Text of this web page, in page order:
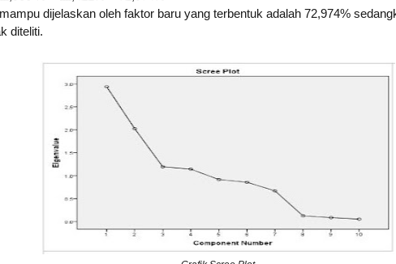
dijelaskan oleh faktor baru yang terbentuk adalah 72,974%
diteliti.